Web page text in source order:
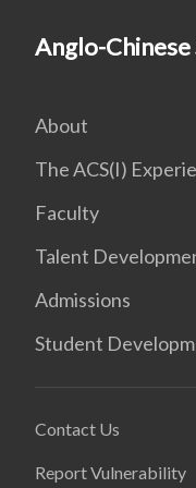
Anglo-
About
The ACS(I)
Faculty
Talent
Admissions
Student
Contact Us
Report Vulnerability